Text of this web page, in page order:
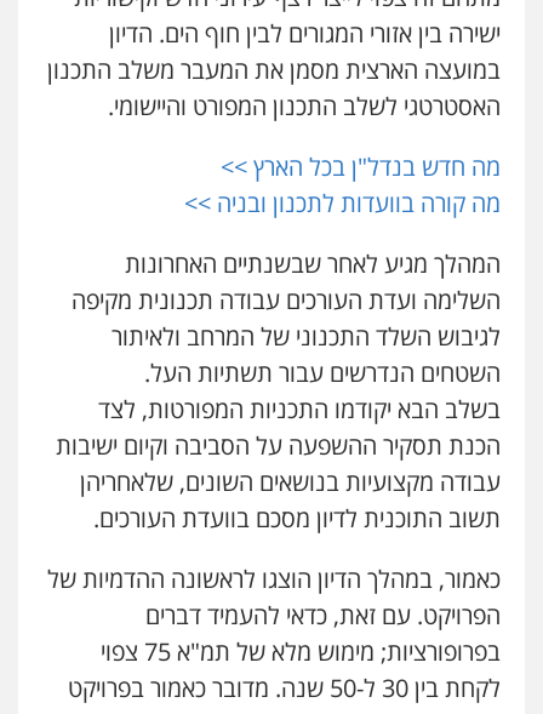
ישירה בין אזורי המגורים לבין חוף הים. הדיון
במועצה הארצית מסמן את המעבר משלב התכנון
האסטרטגי לשלב התכנון המפורט והיישומי.
מה חדש בנדל"ן בכל הארץ >>
מה קורה בוועדות לתכנון ובניה >>
המהלך מגיע לאחר שבשנתיים האחרונות
השלימה ועדת העורכים עבודה תכנונית מקיפה
לגיבוש השלד התכנוני של המרחב ולאיתור
השטחים הנדרשים עבור תשתיות העל.
בשלב הבא יקודמו התכניות המפורטות, לצד
הכנת תסקיר ההשפעה על הסביבה וקיום ישיבות
עבודה מקצועיות בנושאים השונים, שלאחריהן
תשוב התוכנית לדיון מסכם בוועדת העורכים.
כאמור, במהלך הדיון הוצגו לראשונה ההדמיות של
הפרויקט. עם זאת, כדאי להעמיד דברים
בפרופורציות; מימוש מלא של תמ"א 75 צפוי
לקחת בין 30 ל-50 שנה. מדובר כאמור בפרויקט
מיסים כלכלי פלילי פשיעה כלכלית הלבנת
הון
0504456555
גיל דביר – משרד עורכי דין
פלילי פשיעה כלכלית
0506217771
עו"ד יאיר בן סימון
פלילי תעבורה אזרחי נזיקין ביטוח
חנא בולוס – משרד עורכי דין
0546661544
אלי אונגר משרד עו"ד
עסקים
0507302623
עו"ד ד"ר איתן פינקלשטיין
כלכלי הלבנת הון ייעוץ לעורכי דין